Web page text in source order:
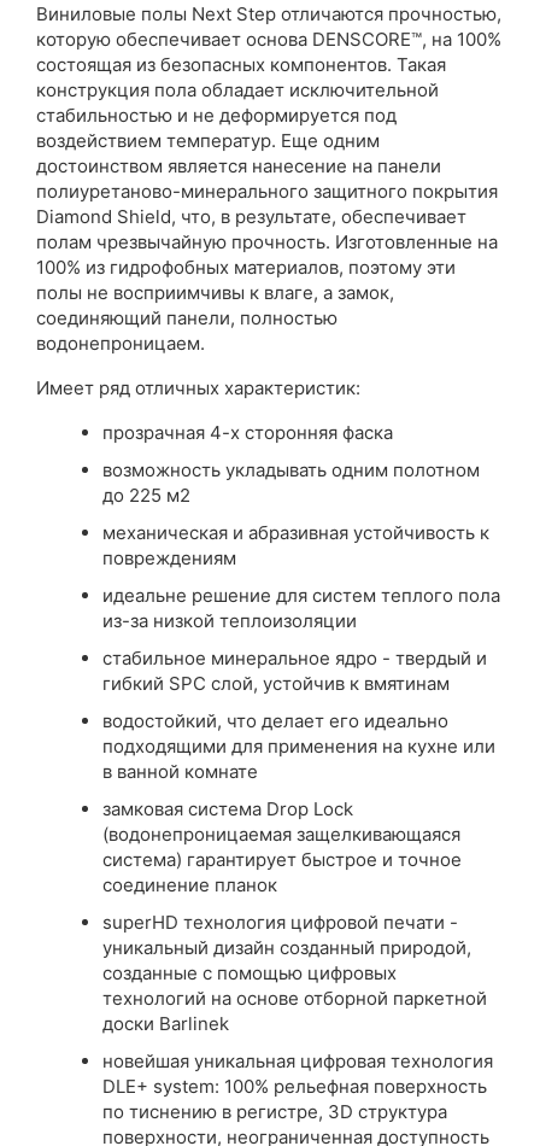
Виниловые полы Next Step отличаются прочностью,
которую обеспечивает основа DENSCORE™, на 100%
состоящая из безопасных компонентов. Такая
конструкция пола обладает исключительной
стабильностью и не деформируется под
воздействием температур. Еще одним
достоинством является нанесение на панели
полиуретаново-минерального защитного покрытия
Diamond Shield, что, в результате, обеспечивает
полам чрезвычайную прочность. Изготовленные на
100% из гидрофобных материалов, поэтому эти
полы не восприимчивы к влаге, а замок,
соединяющий панели, полностью
водонепроницаем.
Имеет ряд отличных характеристик:
прозрачная 4-х сторонняя фаска
возможность укладывать одним полотном
до 225 м2
механическая и абразивная устойчивость к
повреждениям
идеальне решение для систем теплого пола
из-за низкой теплоизоляции
стабильное минеральное ядро ​​- твердый и
гибкий SPC слой, устойчив к вмятинам
водостойкий, что делает его идеально
подходящими для применения на кухне или
в ванной комнате
замковая система Drop Lock
(водонепроницаемая защелкивающаяся
система) гарантирует быстрое и точное
соединение планок
superHD технология цифровой печати -
уникальный дизайн созданный природой,
созданные с помощью цифровых
технологий на основе отборной паркетной
доски Barlinek
новейшая уникальная цифровая технология
DLE+ system: 100% рельефная поверхность
по тиснению в регистре, 3D структура
поверхности, неограниченная доступность